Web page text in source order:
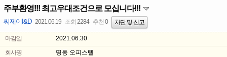
주부환영!!! 최고우대조건으로 모십니다!!!
씨제이I&D 2021.06.19 조회 2284 추천 0 차단 및 신고
마감일
2021.06.30
회사명
명동 오피스텔